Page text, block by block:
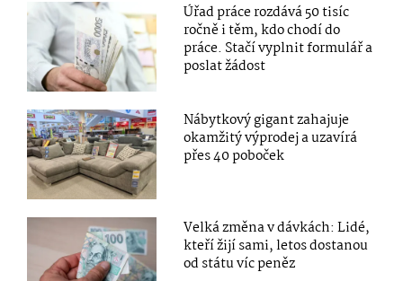
Úřad práce rozdává 50 tisíc
ročně i těm, kdo chodí do
práce. Stačí vyplnit formulář a
poslat žádost
Nábytkový gigant zahajuje
okamžitý výprodej a uzavírá
přes 40 poboček
Velká změna v dávkách: Lidé,
kteří žijí sami, letos dostanou
od státu víc peněz